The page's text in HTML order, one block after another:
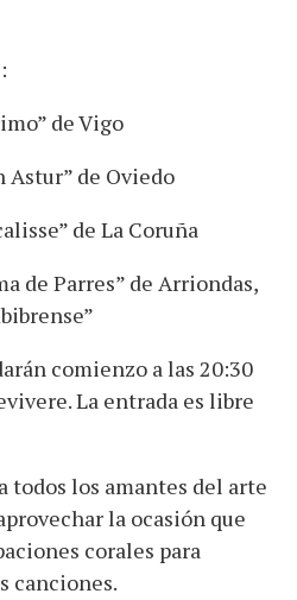
de Vigo
Astur” de Oviedo
de La Coruña
de Parres” de Arriondas,
comienzo a las 20:30
La entrada es libre
todos los amantes del arte
la ocasión que
corales para
canciones.